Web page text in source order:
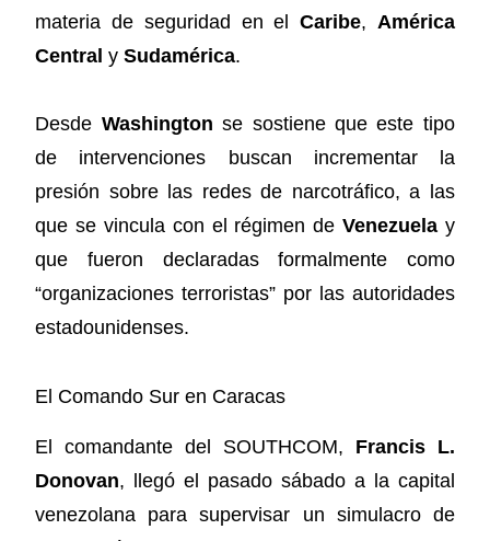
materia de seguridad en el Caribe, América
Central ySudamérica.
Desde Washington se sostiene que este tipo
de intervenciones buscan incrementar la
presión sobre las redes de narcotráfico, a las
que se vincula con el régimen de Venezuelay
que fueron declaradas formalmente como
“organizaciones terroristas” por las autoridades
estadounidenses.
El Comando Sur en Caracas
El comandante del SOUTHCOM, Francis L.
Donovan, llegó el pasado sábado a la capital
venezolana para supervisar un simulacro de